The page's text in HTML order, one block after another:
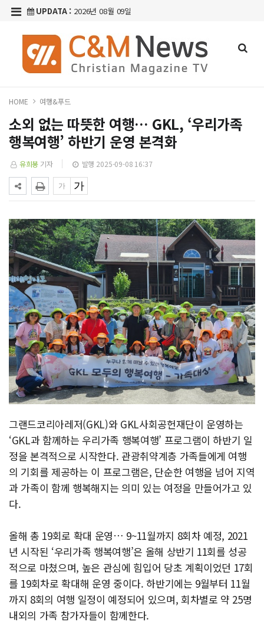
UPDATA : 2026년 08월 09일
HOME 여행&푸드
소외 없는 따뜻한 여행… GKL, ‘우리가족
행복여행’ 하반기 운영 본격화
유희봉 기자 발행 2025-09-08 16:37
그랜드코리아레저(GKL)와 GKL사회공헌재단이 운영하는
‘GKL과 함께하는 우리가족 행복여행’ 프로그램이 하반기 일
정을 본격적으로 시작한다. 관광취약계층 가족들에게 여행
의 기회를 제공하는 이 프로그램은, 단순한 여행을 넘어 지역
과 가족이 함께 행복해지는 의미 있는 여정을 만들어가고 있
다.
올해 총 19회로 확대 운영… 9~11월까지 8회차 예정, 2021
년 시작된 ‘우리가족 행복여행’은 올해 상반기 11회를 성공
적으로 마쳤으며, 높은 관심에 힘입어 당초 계획이었던 17회
를 19회차로 확대해 운영 중이다. 하반기에는 9월부터 11월
까지 8회의 여행 일정이 예정되어 있으며, 회차별로 약 25명
내외의 가족 참가자들이 함께한다.